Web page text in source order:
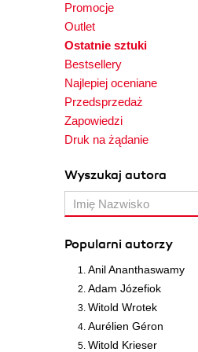
Promocje
Outlet
Ostatnie sztuki
Bestsellery
Najlepiej oceniane
Przedsprzedaż
Zapowiedzi
Druk na żądanie
Wyszukaj autora
Popularni autorzy
Anil Ananthaswamy
Adam Józefiok
Witold Wrotek
Aurélien Géron
Witold Krieser